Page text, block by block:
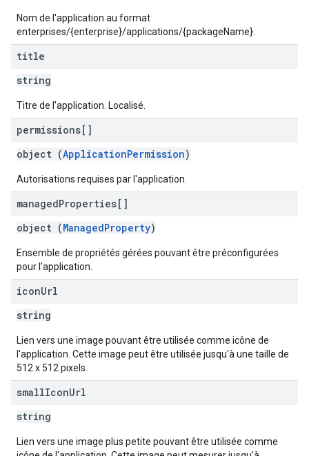
Nom de l'application au format
enterprises/{enterprise}/applications/{packageName}.
title
string
Titre de l'application. Localisé.
permissions[]
object (ApplicationPermission)
Autorisations requises par l'application.
managedProperties[]
object (ManagedProperty)
Ensemble de propriétés gérées pouvant être préconfigurées
pour l'application.
iconUrl
string
Lien vers une image pouvant être utilisée comme icône de
l'application. Cette image peut être utilisée jusqu'à une taille de
512 x 512 pixels.
smallIconUrl
string
Lien vers une image plus petite pouvant être utilisée comme